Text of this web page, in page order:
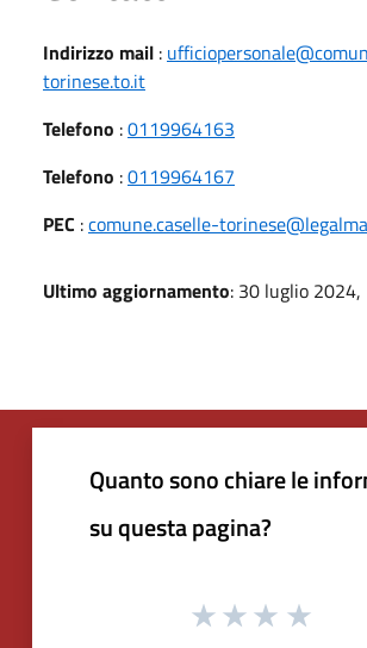
Indirizzo mail :
torinese.to.it
Telefono :0119964163
Telefono :0119964167
PEC :comune.caselle-
Ultimo aggiornamento: 30 luglio 2024,
Quanto sono chiare le
su questa pagina?